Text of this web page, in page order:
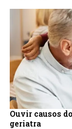
Ouvir causos
geriatra